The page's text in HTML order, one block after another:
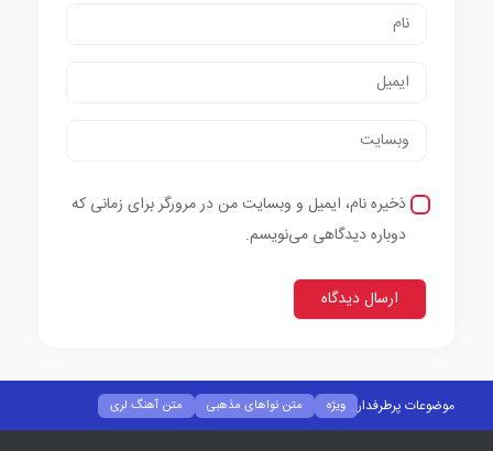
ذخیره نام، ایمیل و وبسایت من در مرورگر برای زمانی که
دوباره دیدگاهی می‌نویسم.
موضوعات پرطرفدار ویژه متن نواهای مذهبی
متن آهنگ لری
متن آهنگ کردی
متن آهنگ رپ متن آهنگ خارجی
متن آهنگ ترکی